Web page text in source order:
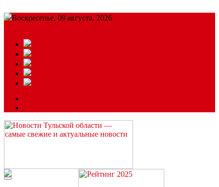
Воскресенье, 09 августа, 2026
Читайте последние новости дня в Тульской области на сайте
“ЗаНовомосковск”